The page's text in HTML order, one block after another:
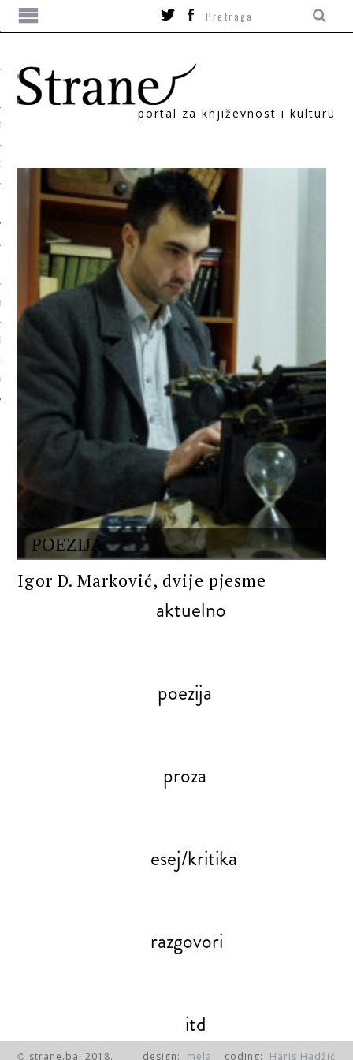
portal za književnost i kulturu
POEZIJA
Igor D. Marković, dvije pjesme
aktuelno
poezija
proza
esej/kritika
razgovori
itd
© strane.ba, 2018. design: mela coding: Haris Hadžić